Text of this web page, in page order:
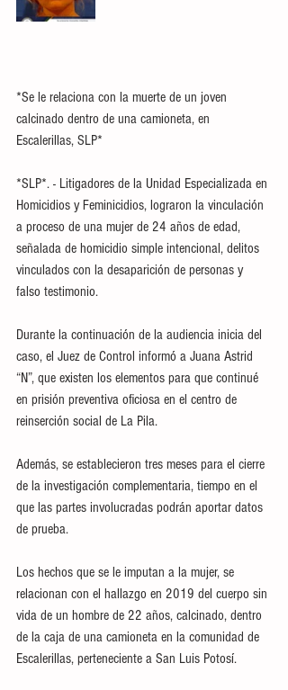
*Se le relaciona con la muerte de un joven
calcinado dentro de una camioneta, en
Escalerillas, SLP*
*SLP*. - Litigadores de la Unidad Especializada en
Homicidios y Feminicidios, lograron la vinculación
a proceso de una mujer de 24 años de edad,
señalada de homicidio simple intencional, delitos
vinculados con la desaparición de personas y
falso testimonio.
Durante la continuación de la audiencia inicia del
caso, el Juez de Control informó a Juana Astrid
“N”, que existen los elementos para que continué
en prisión preventiva oficiosa en el centro de
reinserción social de La Pila.
Además, se establecieron tres meses para el cierre
de la investigación complementaria, tiempo en el
que las partes involucradas podrán aportar datos
de prueba.
Los hechos que se le imputan a la mujer, se
relacionan con el hallazgo en 2019 del cuerpo sin
vida de un hombre de 22 años, calcinado, dentro
de la caja de una camioneta en la comunidad de
Escalerillas, perteneciente a San Luis Potosí.